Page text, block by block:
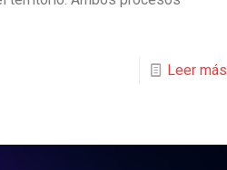
Leer más